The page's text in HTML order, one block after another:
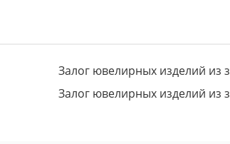
Залог ювелирных изделий из
Залог ювелирных изделий из